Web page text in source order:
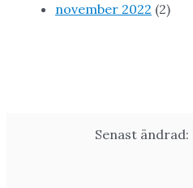
november 2022 (2)
Senast